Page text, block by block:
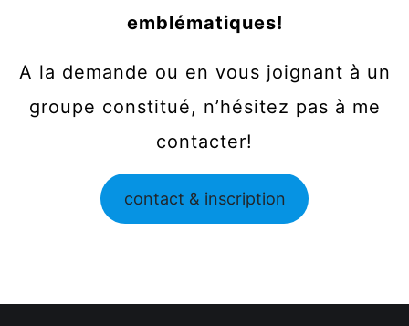
emblématiques!
A la demande ou en vous joignant à un
groupe constitué, n’hésitez pas à me
contacter!
contact & inscription